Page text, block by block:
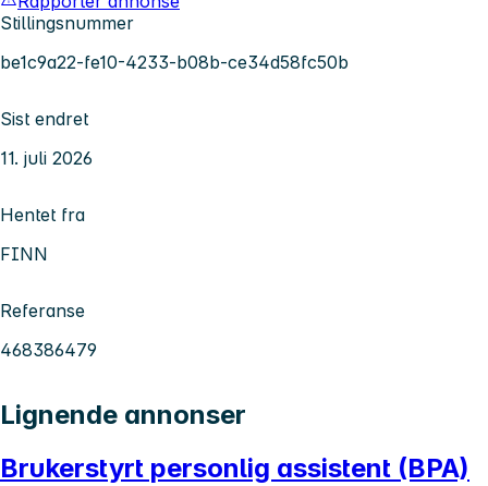
Stillingsnummer
be1c9a22-fe10-4233-b08b-ce34d58fc50b
Sist endret
11. juli 2026
Hentet fra
FINN
Referanse
468386479
Lignende annonser
Brukerstyrt personlig assistent (BPA)